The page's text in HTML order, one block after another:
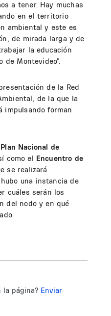
a tener. Hay muchas
en el territorio
ambiental y este es
de mirada larga y de
la educación
Montevideo”.
de la Red
de la que la
impulsando forman
Plan Nacional de
como el Encuentro de
se realizará
una instancia de
cuáles serán los
del nodo y en qué
la página? Enviar